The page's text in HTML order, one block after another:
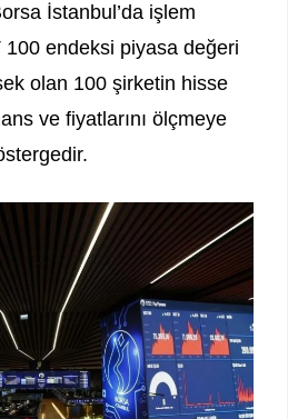
İstanbul’da işlem
endeksi piyasa değeri
olan 100 şirketin hisse
ve fiyatlarını ölçmeye